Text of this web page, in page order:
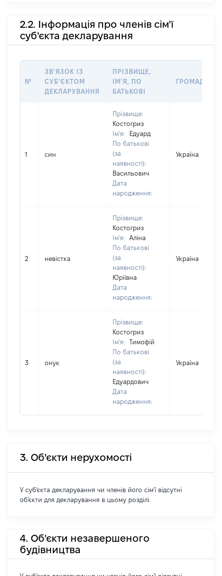
2.2. Інформація про членів сім'ї
суб'єкта декларування
№
ЗВ'ЯЗОК ІЗ
СУБ'ЄКТОМ
ДЕКЛАРУВАННЯ
ПРІЗВИЩЕ,
ІМ'Я, ПО
БАТЬКОВІ
1 син
Прізвище:
Костогриз
Ім'я:
Едуард
По батькові
(за
наявності):
Васильович
Дата
народження:
Україна
2 невістка
Прізвище:
Костогриз
Ім'я:
Аліна
По батькові
(за
наявності):
Юріївна
Дата
народження:
Україна
3 онук
Прізвище:
Костогриз
Ім'я:
Тимофій
По батькові
(за
наявності):
Едуардович
Дата
народження:
Україна
3. Об'єкти нерухомості
У суб'єкта декларування чи членів його сім'ї відсутні
об'єкти для декларування в цьому розділі.
4. Об'єкти незавершеного
будівництва